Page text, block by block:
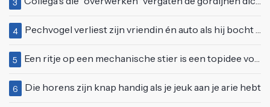
3
4 Pechvogel verliest zijn vriendin én auto als hij bocht te scherp neemt
5 Een ritje op een mechanische stier is een topidee voor een eerste date
6 Die horens zijn knap handig als je jeuk aan je arie hebt